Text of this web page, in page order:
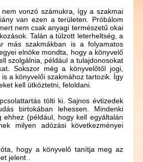
vonzó számukra, így a szakmai
van ezen a területen. Próbálom
nem csak anyagi természetű okai
Talán a túlzott leterheltség, a
más szakmákban is a folyamatos
elnöke mondta, hogy a könyvelő
szolgálnia, például a tulajdonosokat
Sokszor még a könyvelőtől jogi,
a könyvelői szakmához tartozik. Így
kell ütköztetni, feloldani.
tölti ki. Sajnos évtizedek
birtokában lehessen. Mindenki
(például, hogy kell egyáltalán
milyen adózási következményei
hogy a könyvelő tanítja meg az
jelent .